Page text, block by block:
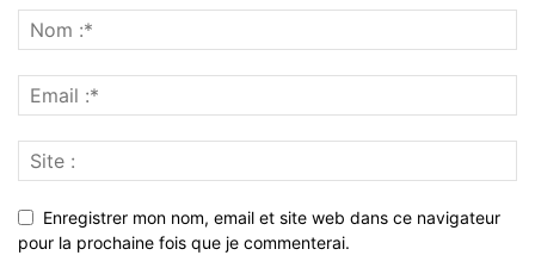
Enregistrer mon nom, email et site web dans ce navigateur
pour la prochaine fois que je commenterai.